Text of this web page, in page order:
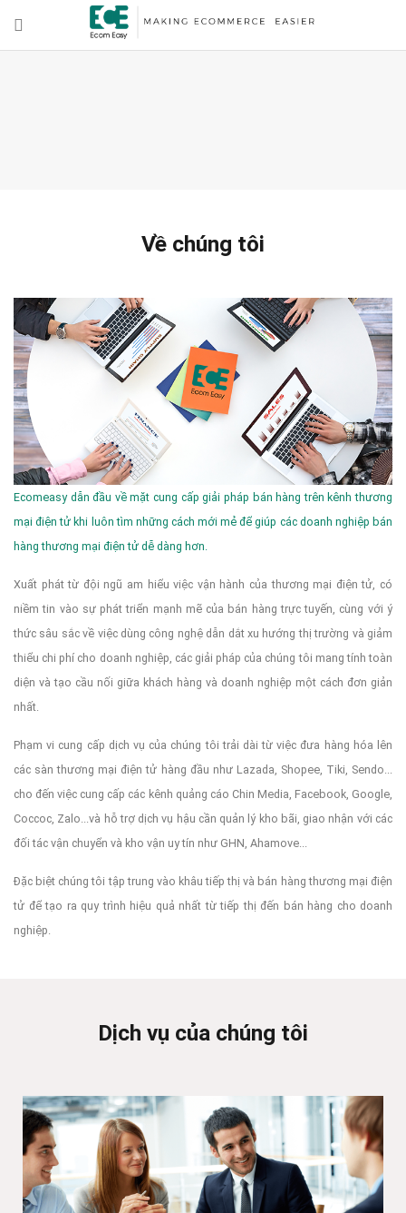
Về chúng tôi
Ecomeasy dẫn đầu về mặt cung cấp giải pháp bán hàng trên kênh thương
mại điện tử khi luôn tìm những cách mới mẻ để giúp các doanh nghiệp bán
hàng thương mại điện tử dễ dàng hơn.
Xuất phát từ đội ngũ am hiểu việc vận hành của thương mại điện tử, có
niềm tin vào sự phát triển mạnh mẽ của bán hàng trực tuyến, cùng với ý
thức sâu sắc về việc dùng công nghệ dẫn dắt xu hướng thị trường và giảm
thiểu chi phí cho doanh nghiệp, các giải pháp của chúng tôi mang tính toàn
diện và tạo cầu nối giữa khách hàng và doanh nghiệp một cách đơn giản
nhất.
Phạm vi cung cấp dịch vụ của chúng tôi trải dài từ việc đưa hàng hóa lên
các sàn thương mại điện tử hàng đầu như Lazada, Shopee, Tiki, Sendo...
cho đến việc cung cấp các kênh quảng cáo Chin Media, Facebook, Google,
Coccoc, Zalo...và hỗ trợ dịch vụ hậu cần quản lý kho bãi, giao nhận với các
đối tác vận chuyển và kho vận uy tín như GHN, Ahamove...
Đặc biệt chúng tôi tập trung vào khâu tiếp thị và bán hàng thương mại điện
tử để tạo ra quy trình hiệu quả nhất từ tiếp thị đến bán hàng cho doanh
nghiệp.
Dịch vụ của chúng tôi